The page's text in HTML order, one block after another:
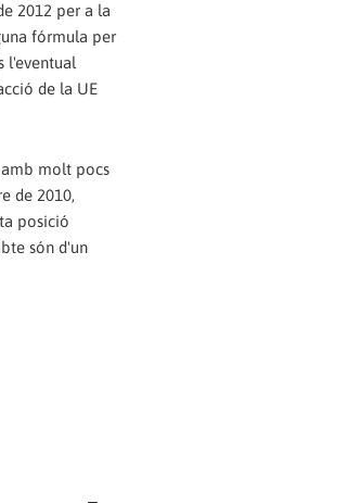
2012 per a la
fórmula per
l'eventual
de la UE
molt pocs
de 2010,
posició
són d'un